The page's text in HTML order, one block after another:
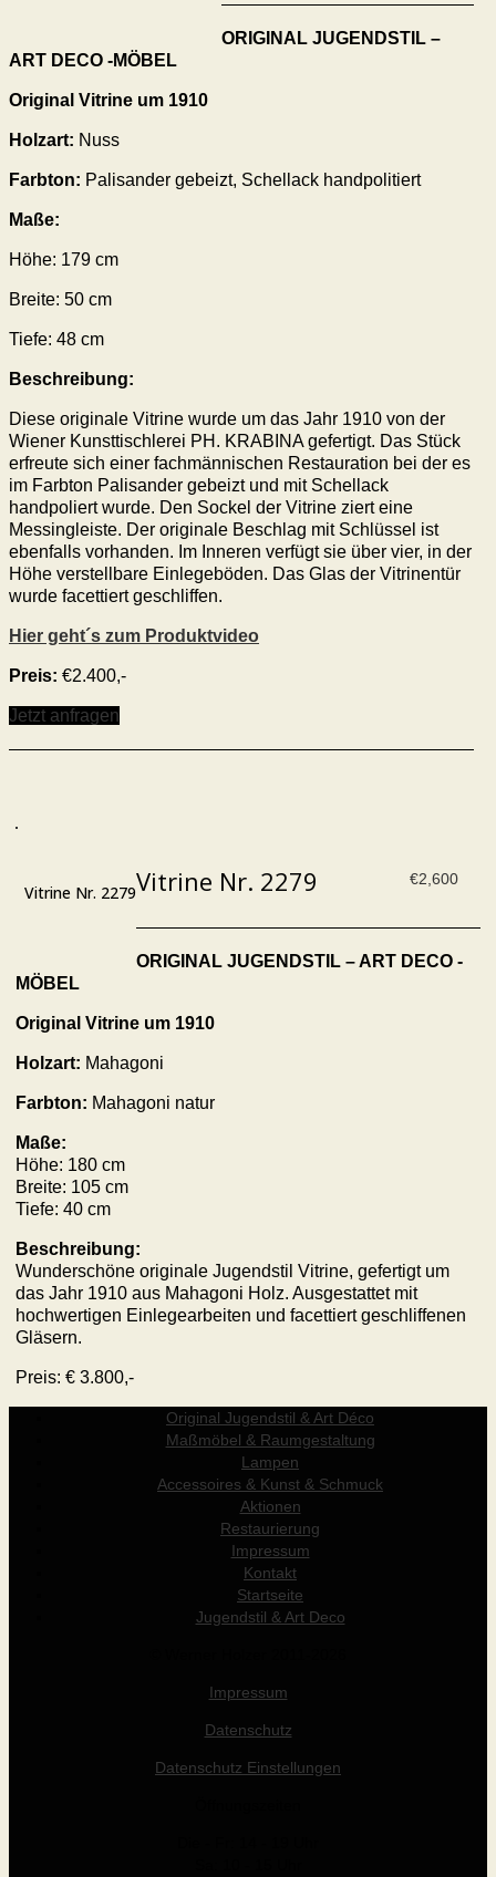
ORIGINAL JUGENDSTIL –
ART DECO -MÖBEL
Original Vitrine um 1910
Holzart: Nuss
Farbton: Palisander gebeizt, Schellack handpolitiert
Maße:
Höhe: 179 cm
Breite: 50 cm
Tiefe: 48 cm
Beschreibung:
Diese originale Vitrine wurde um das Jahr 1910 von der
Wiener Kunsttischlerei PH. KRABINA gefertigt. Das Stück
erfreute sich einer fachmännischen Restauration bei der es
im Farbton Palisander gebeizt und mit Schellack
handpoliert wurde. Den Sockel der Vitrine ziert eine
Messingleiste. Der originale Beschlag mit Schlüssel ist
ebenfalls vorhanden. Im Inneren verfügt sie über vier, in der
Höhe verstellbare Einlegeböden. Das Glas der Vitrinentür
wurde facettiert geschliffen.
Hier geht´s zum Produktvideo
Preis: €2.400,-
Jetzt anfragen
Vitrine Nr. 2279
€2,600
Vitrine Nr. 2279
ORIGINAL JUGENDSTIL – ART DECO -
MÖBEL
Original Vitrine um 1910
Holzart: Mahagoni
Farbton: Mahagoni natur
Maße:
Höhe: 180 cm
Breite: 105 cm
Tiefe: 40 cm
Beschreibung:
Wunderschöne originale Jugendstil Vitrine, gefertigt um
das Jahr 1910 aus Mahagoni Holz. Ausgestattet mit
hochwertigen Einlegearbeiten und facettiert geschliffenen
Gläsern.
Preis: € 3.800,-
Original Jugendstil & Art Déco
Maßmöbel & Raumgestaltung
Lampen
Accessoires & Kunst & Schmuck
Aktionen
Restaurierung
Impressum
Kontakt
Startseite
Jugendstil & Art Deco
Impressum
Datenschutz
Datenschutz Einstellungen